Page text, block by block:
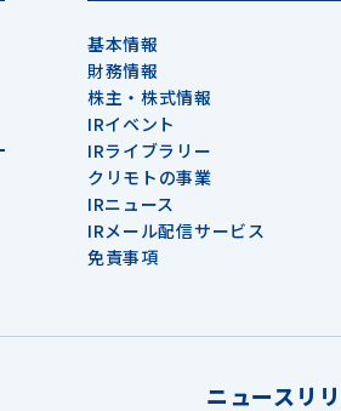
基本情報
財務情報
株主・株式情報
IRイベント
IRライブラリー
クリモトの事業
IRニュース
IRメール配信サービス
免責事項
ニュースリ